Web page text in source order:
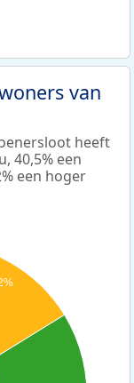
van
heeft
40,5% een
een hoger